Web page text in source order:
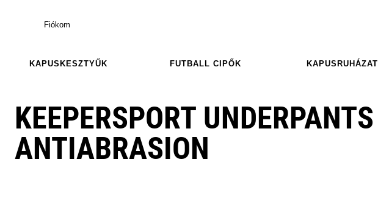
Fiókom
KAPUSKESZTYŰK FUTBALL CIPŐK KAPUSRUHÁZAT
KEEPERSPORT UNDERPANTS
ANTIABRASION